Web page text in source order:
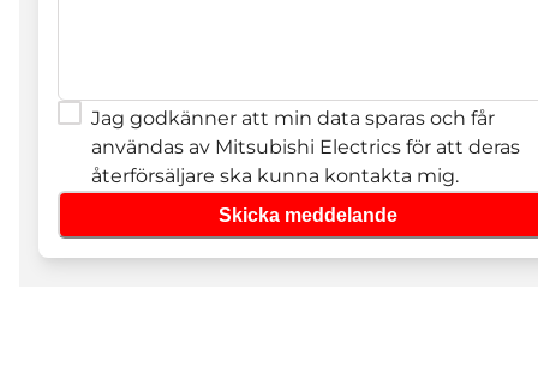
Jag godkänner att min data sparas och får
användas av Mitsubishi Electrics för att deras
återförsäljare ska kunna kontakta mig.
Skicka meddelande